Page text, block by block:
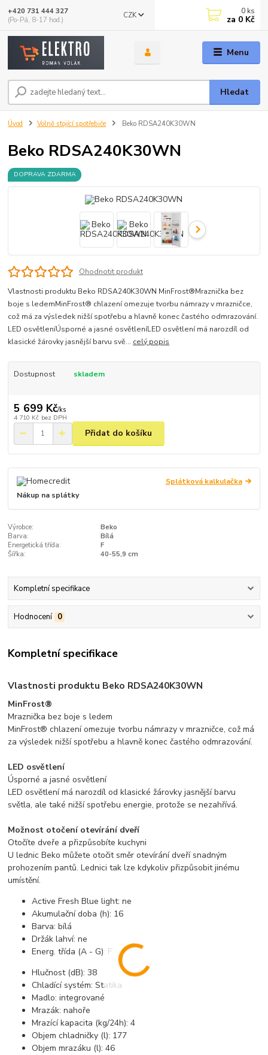
Menu
CZK
Hledat
+420 731 444 327
(Po-Pá, 8-17 hod.)
0 ks
za 0 Kč
Úvod Volně stojící spotřebiče Beko RDSA240K30WN
Beko RDSA240K30WN
DOPRAVA ZDARMA
Ohodnotit produkt
Vlastnosti produktu Beko RDSA240K30WN MinFrost®Mraznička bez
boje s ledemMinFrost® chlazení omezuje tvorbu námrazy v mrazničce,
což má za výsledek nižší spotřebu a hlavně konec častého odmrazování.
LED osvětleníÚsporné a jasné osvětleníLED osvětlení má narozdíl od
klasické žárovky jasnější barvu svě... celý popis
Dostupnost skladem
5 699 Kč/ks
4 710 Kč bez DPH
Přidat do košíku
Splátková kalkulačka
Nákup na splátky
Výrobce:
Beko
Barva:
Bílá
Energetická třída:
F
Šířka:
40-55,9 cm
Kompletní specifikace
Hodnocení 0
Kompletní specifikace
Vlastnosti produktu Beko RDSA240K30WN
MinFrost®
Mraznička bez boje s ledem
MinFrost® chlazení omezuje tvorbu námrazy v mrazničce, což má
za výsledek nižší spotřebu a hlavně konec častého odmrazování.
LED osvětlení
Úsporné a jasné osvětlení
LED osvětlení má narozdíl od klasické žárovky jasnější barvu
světla, ale také nižší spotřebu energie, protože se nezahřívá.
Možnost otočení otevírání dveří
Otočíte dveře a přizpůsobíte kuchyni
U lednic Beko můžete otočit směr otevírání dveří snadným
prohozením pantů. Lednici tak lze kdykoliv přizpůsobit jinému
umístění.
Active Fresh Blue light: ne
Akumulační doba (h): 16
Barva: bílá
Držák lahví: ne
Energ. třída (A - G): F
Hlučnost (dB): 38
Chladící systém: Statika
Madlo: integrované
Mrazák: nahoře
Mrazící kapacita (kg/24h): 4
Objem chladničky (l): 177
Objem mrazáku (l): 46